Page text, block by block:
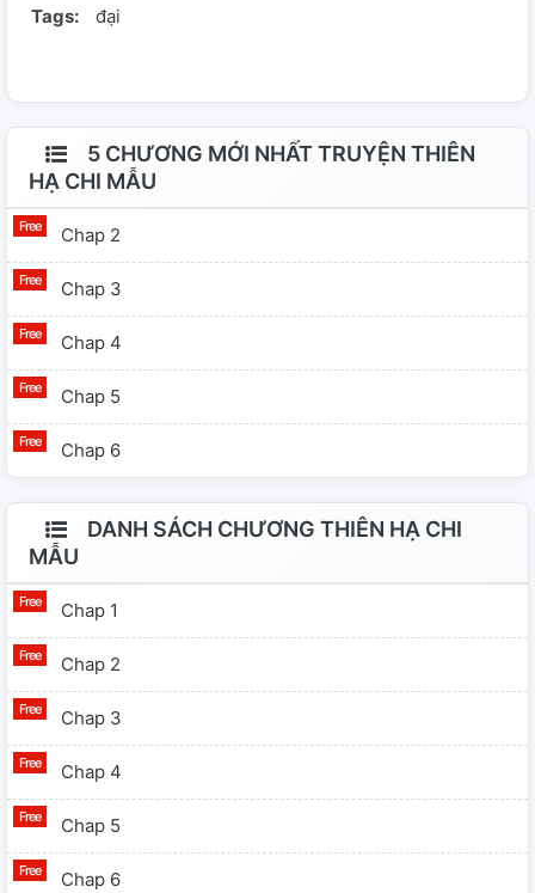
một nữ nhân cường đại người người kính nể cùng
Tags: đại
5 CHƯƠNG MỚI NHẤT TRUYỆN THIÊN
HẠ CHI MẪU
Chap 2
Chap 3
Chap 4
Chap 5
Chap 6
DANH SÁCH CHƯƠNG THIÊN HẠ CHI
MẪU
Chap 1
Chap 2
Chap 3
Chap 4
Chap 5
Chap 6